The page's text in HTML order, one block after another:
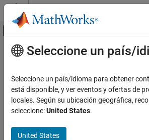
Saltar al contenido
Mostrar/ocultar menú de
Inicio de Documentación
Contenido principal
How useful was this
Seleccione un país/
Seleccione un país/idioma para obtener
está disponible, y ver eventos y ofertas de
locales. Según su ubicación geográfica,
seleccione:United States.
United States